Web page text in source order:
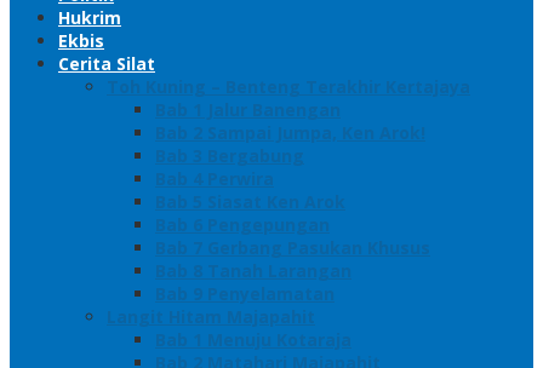
Hukrim
Ekbis
Cerita Silat
Toh Kuning – Benteng Terakhir Kertajaya
Bab 1 Jalur Banengan
Bab 2 Sampai Jumpa, Ken Arok!
Bab 3 Bergabung
Bab 4 Perwira
Bab 5 Siasat Ken Arok
Bab 6 Pengepungan
Bab 7 Gerbang Pasukan Khusus
Bab 8 Tanah Larangan
Bab 9 Penyelamatan
Langit Hitam Majapahit
Bab 1 Menuju Kotaraja
Bab 2 Matahari Majapahit